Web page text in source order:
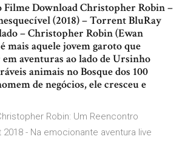
Filme Download Christopher Robin –
(2018) – Torrent BluRay
– Christopher Robin (Ewan
mais aquele jovem garoto que
aventuras ao lado de Ursinho
animais no Bosque dos 100
de negócios, ele cresceu e
Robin: Um Reencontro
- Na emocionante aventura live